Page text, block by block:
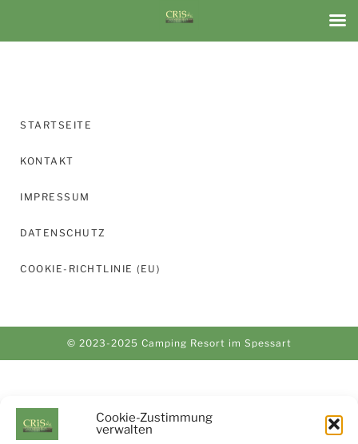
Cookie-Zustimmung
verwalten
STARTSEITE
KONTAKT
IMPRESSUM
DATENSCHUTZ
COOKIE-RICHTLINIE (EU)
© 2023-2025 Camping Resort im Spessart